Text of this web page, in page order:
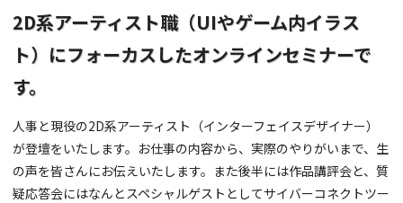
2D系アーティスト職（UIやゲーム内イラス
ト）にフォーカスしたオンラインセミナーで
す。
人事と現役の2D系アーティスト（インターフェイスデザイナー）
が登壇をいたします。お仕事の内容から、実際のやりがいまで、生
の声を皆さんにお伝えいたします。また後半には作品講評会と、質
疑応答会にはなんとスペシャルゲストとしてサイバーコネクトツー